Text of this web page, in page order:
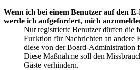
Wenn ich bei einem Benutzer auf den
werde ich aufgefordert, mich
Nur registrierte Benutzer dürfen die
Funktion für Nachrichten an andere
diese von der Board-Administration
Diese Maßnahme soll den
Gäste verhindern.